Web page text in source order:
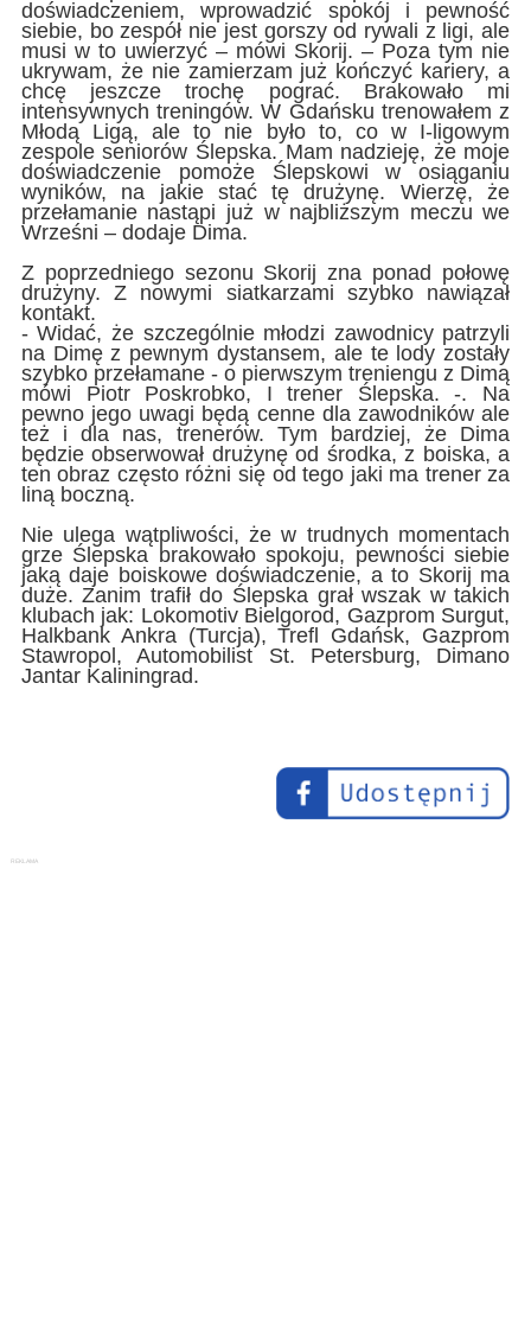
doświadczeniem, wprowadzić spokój i pewność
siebie, bo zespół nie jest gorszy od rywali z ligi, ale
musi w to uwierzyć – mówi Skorij. – Poza tym nie
ukrywam, że nie zamierzam już kończyć kariery, a
chcę jeszcze trochę pograć. Brakowało mi
intensywnych treningów. W Gdańsku trenowałem z
Młodą Ligą, ale to nie było to, co w I-ligowym
zespole seniorów Ślepska. Mam nadzieję, że moje
doświadczenie pomoże Ślepskowi w osiąganiu
wyników, na jakie stać tę drużynę. Wierzę, że
przełamanie nastąpi już w najbliższym meczu we
Wrześni – dodaje Dima.
Z poprzedniego sezonu Skorij zna ponad połowę
drużyny. Z nowymi siatkarzami szybko nawiązał
kontakt.
- Widać, że szczególnie młodzi zawodnicy patrzyli
na Dimę z pewnym dystansem, ale te lody zostały
szybko przełamane - o pierwszym treniengu z Dimą
mówi Piotr Poskrobko, I trener Ślepska. -. Na
pewno jego uwagi będą cenne dla zawodników ale
też i dla nas, trenerów. Tym bardziej, że Dima
będzie obserwował drużynę od środka, z boiska, a
ten obraz często różni się od tego jaki ma trener za
liną boczną.
Nie ulega wątpliwości, że w trudnych momentach
grze Ślepska brakowało spokoju, pewności siebie
jaką daje boiskowe doświadczenie, a to Skorij ma
duże. Zanim trafił do Ślepska grał wszak w takich
klubach jak: Lokomotiv Bielgorod, Gazprom Surgut,
Halkbank Ankra (Turcja), Trefl Gdańsk, Gazprom
Stawropol, Automobilist St. Petersburg, Dimano
Jantar Kaliningrad.